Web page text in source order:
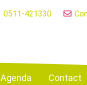
0511-421330
Agenda Contact